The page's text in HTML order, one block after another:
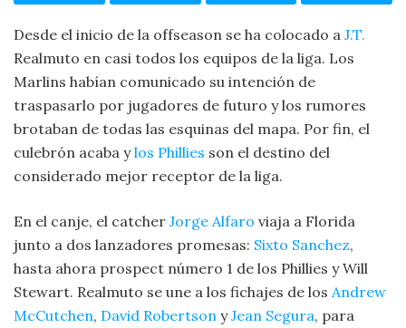
Desde el inicio de la offseason se ha colocado a J.T.
Realmuto en casi todos los equipos de la liga. Los
Marlins habían comunicado su intención de
traspasarlo por jugadores de futuro y los rumores
brotaban de todas las esquinas del mapa. Por fin, el
culebrón acaba ylos Phillies son el destino del
considerado mejor receptor de la liga.
En el canje, el catcher Jorge Alfaro viaja a Florida
junto a dos lanzadores promesas: Sixto Sanchez,
hasta ahora prospect número 1 de los Phillies y Will
Stewart. Realmuto se une a los fichajes de los Andrew
McCutchen, David Robertson yJean Segura, para